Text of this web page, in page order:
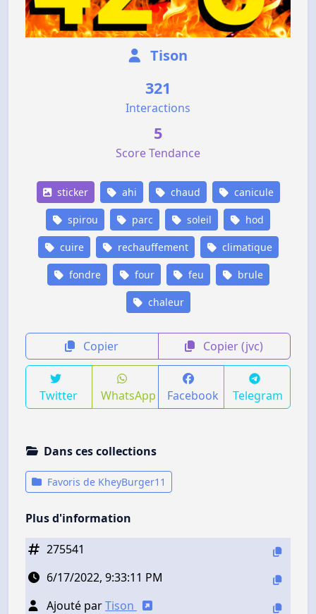
Tison
321
Interactions
5
Score Tendance
sticker ahi chaud canicule
spirou parc soleil hod
cuire rechauffement climatique
fondre four feu brule
chaleur
Copier Copier (jvc)
Twitter WhatsApp Facebook Telegram
Dans ces collections
Favoris de KheyBurger11
Plus d'information
275541
6/17/2022, 9:33:11 PM
Ajouté parTison